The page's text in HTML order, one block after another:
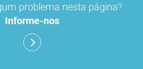
problema nesta página?
Informe-nos